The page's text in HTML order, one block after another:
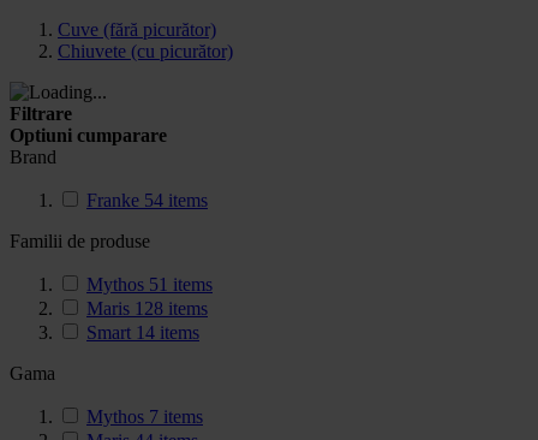
Cuve (fără picurător)
Chiuvete (cu picurător)
Filtrare
Optiuni cumparare
Brand
Franke 54 items
Familii de produse
Mythos 51 items
Maris 128 items
Smart 14 items
Gama
Mythos 7 items